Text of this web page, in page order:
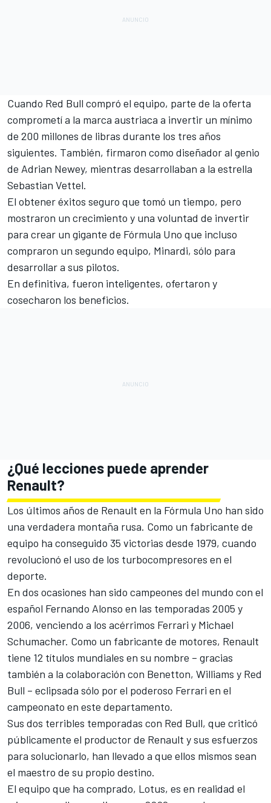
Cuando Red Bull compró el equipo, parte de la oferta
comprometí a la marca austriaca a invertir un mínimo
de 200 millones de libras durante los tres años
siguientes. También, firmaron como diseñador al genio
de Adrian Newey, mientras desarrollaban a la estrella
Sebastian Vettel.
El obtener éxitos seguro que tomó un tiempo, pero
mostraron un crecimiento y una voluntad de invertir
para crear un gigante de Fórmula Uno que incluso
compraron un segundo equipo, Minardi, sólo para
desarrollar a sus pilotos.
En definitiva, fueron inteligentes, ofertaron y
cosecharon los beneficios.
¿Qué lecciones puede aprender
Renault?
Los últimos años de Renault en la Fórmula Uno han sido
una verdadera montaña rusa. Como un fabricante de
equipo ha conseguido 35 victorias desde 1979, cuando
revolucionó el uso de los turbocompresores en el
deporte.
En dos ocasiones han sido campeones del mundo con el
español Fernando Alonso en las temporadas 2005 y
2006, venciendo a los acérrimos Ferrari y Michael
Schumacher. Como un fabricante de motores, Renault
tiene 12 títulos mundiales en su nombre – gracias
también a la colaboración con Benetton, Williams y Red
Bull – eclipsada sólo por el poderoso Ferrari en el
campeonato en este departamento.
Sus dos terribles temporadas con Red Bull, que criticó
públicamente el productor de Renault y sus esfuerzos
para solucionarlo, han llevado a que ellos mismos sean
el maestro de su propio destino.
El equipo que ha comprado, Lotus, es en realidad el